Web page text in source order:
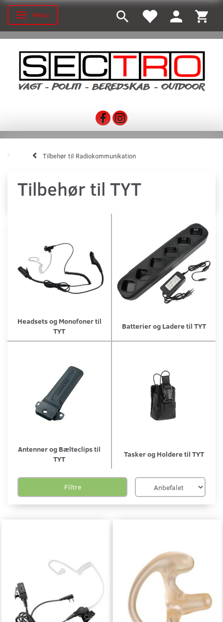
Skifte navigation
Menu
Tilbehør til Radiokommunikation
Tilbehør til TYT
Headsets og Monofoner til
TYT
Batterier og Ladere til TYT
Antenner og Bælteclips til
TYT
Tasker og Holdere til TYT
Filtre